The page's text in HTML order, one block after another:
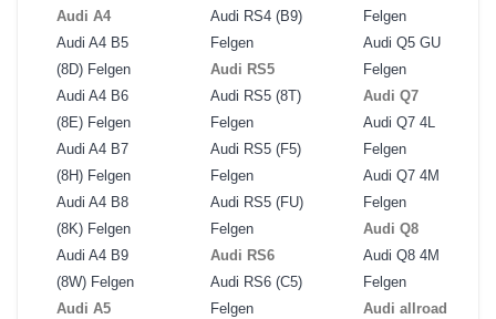
Audi A4
Audi A4 B5
(8D) Felgen
Audi A4 B6
(8E) Felgen
Audi A4 B7
(8H) Felgen
Audi A4 B8
(8K) Felgen
Audi A4 B9
(8W) Felgen
Audi A5
Audi RS4 (B9)
Felgen
Audi RS5
Audi RS5 (8T)
Felgen
Audi RS5 (F5)
Felgen
Audi RS5 (FU)
Felgen
Audi RS6
Audi RS6 (C5)
Felgen
Felgen
Audi Q5 GU
Felgen
Audi Q7
Audi Q7 4L
Felgen
Audi Q7 4M
Felgen
Audi Q8
Audi Q8 4M
Felgen
Audi allroad